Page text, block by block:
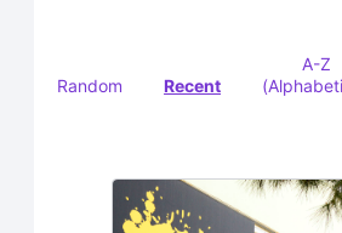
Random Recent
A-Z